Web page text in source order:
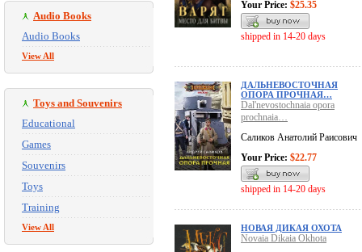
Audio Books
Audio Books
View All
Toys and Souvenirs
Educational
Games
Souvenirs
Toys
Training
View All
Your Price: $25.35
shipped in 14-20 days
ДАЛЬНЕВОСТОЧНАЯ
ОПОРА ПРОЧНАЯ…
Dal'nevostochnaia opora
prochnaia…
Саликов Анатолий Раисович
Your Price: $22.77
shipped in 14-20 days
НОВАЯ ДИКАЯ ОХОТА
Novaia Dikaia Okhota